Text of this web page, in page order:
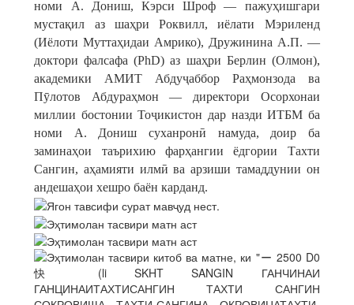
номи А. Дониш, Кэрси Шроф — пажуҳишгари
мустақил аз шаҳри Роквилл, иёлати Мэриленд
(Иёлоти Муттаҳидаи Амрико), Дружинина А.П. —
доктори фалсафа (PhD) аз шаҳри Берлин (Олмон),
академики АМИТ Абдуҷаббор Раҳмонзода ва
Пӯлотов Абдураҳмон — директори Осорхонаи
миллии бостонии Тоҷикистон дар назди ИТБМ ба
номи А. Дониш суханронӣ намуда, доир ба
заминаҳои таърихию фарҳангии ёдгории Тахти
Сангин, аҳамияти илмӣ ва арзиши тамаддунии он
андешаҳои хешро баён карданд.